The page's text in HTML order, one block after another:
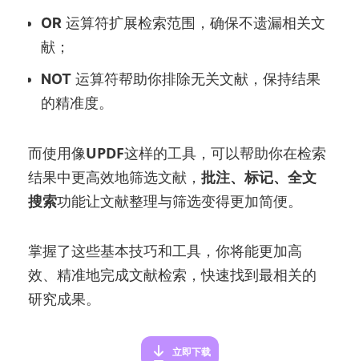
OR 运算符扩展检索范围，确保不遗漏相关文
献；
NOT 运算符帮助你排除无关文献，保持结果
的精准度。
而使用像UPDF这样的工具，可以帮助你在检索
结果中更高效地筛选文献，批注、标记、全文
搜索功能让文献整理与筛选变得更加简便。
掌握了这些基本技巧和工具，你将能更加高
效、精准地完成文献检索，快速找到最相关的
研究成果。
立即下载